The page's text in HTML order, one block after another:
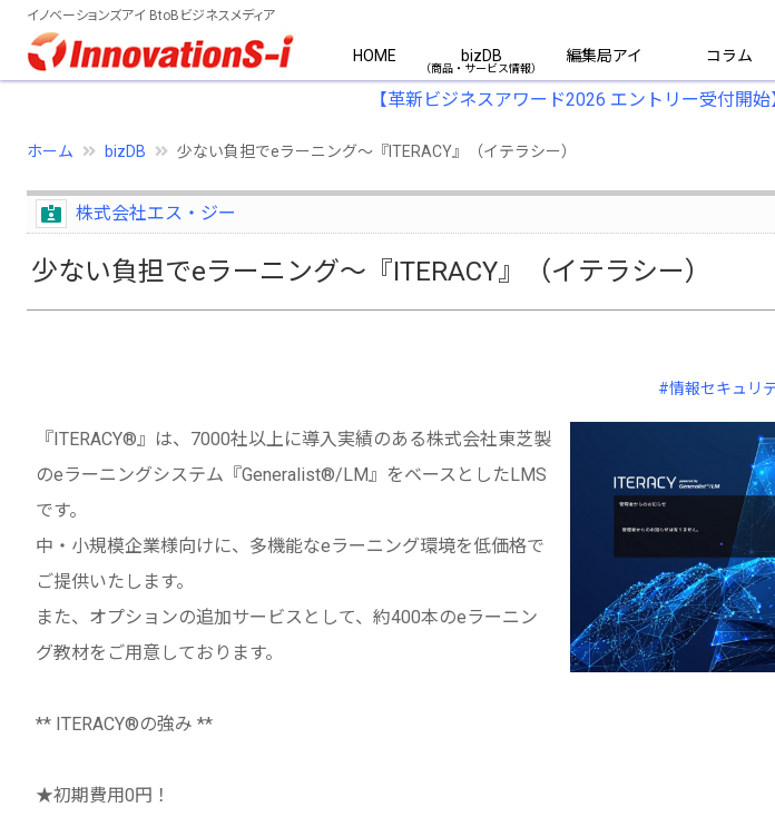
イノベーションズアイ BtoBビジネスメディア
HOME bizDB 編集局アイ コラム
【革新ビジネスアワード2026 エントリー受付開
ホーム bizDB 少ない負担でeラーニング～『ITERACY』（イテラシー）
株式会社エス・ジー
少ない負担でeラーニング～『ITERACY』（イテラシー）
#情報セキュリ
『ITERACY®』は、7000社以上に導入実績のある株式会社東芝製
のeラーニングシステム『Generalist®/LM』をベースとしたLMS
です。
中・小規模企業様向けに、多機能なeラーニング環境を低価格で
ご提供いたします。
また、オプションの追加サービスとして、約400本のeラーニン
グ教材をご用意しております。
** ITERACY®の強み **
★初期費用0円！